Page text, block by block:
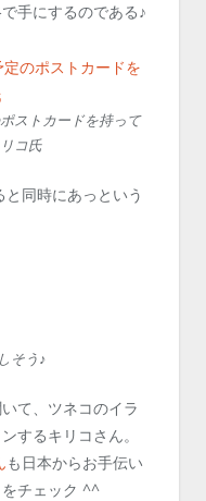
手にするのである♪
ストカードを持って
コ氏
同時にあっという
そう♪
て、ツネコのイラ
するキリコさん。
も日本からお手伝い
チェック ^^